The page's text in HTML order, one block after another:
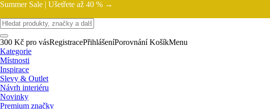
Summer Sale | Ušetřete až 40 % →
300 Kč pro vásRegistracePřihlášeníPorovnání KošíkMenu
Kategorie
Místnosti
Inspirace
Slevy & Outlet
Návrh interiéru
Novinky
Premium značky